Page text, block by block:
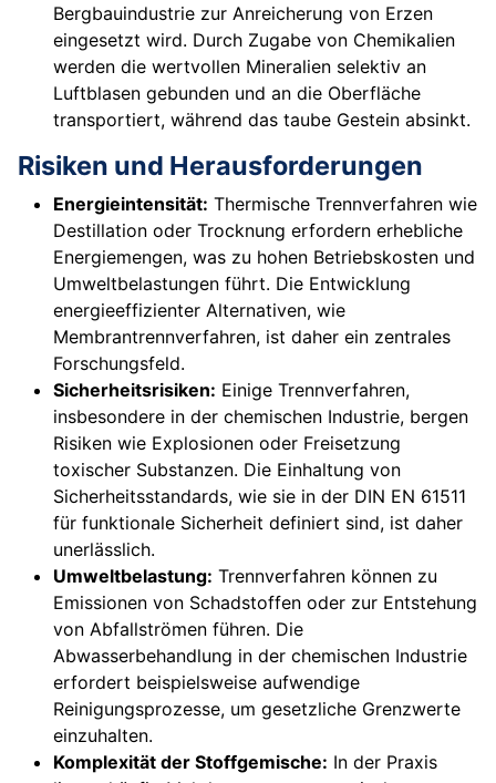
Bergbauindustrie zur Anreicherung von Erzen
eingesetzt wird. Durch Zugabe von Chemikalien
werden die wertvollen Mineralien selektiv an
Luftblasen gebunden und an die Oberfläche
transportiert, während das taube Gestein absinkt.
Risiken und Herausforderungen
Energieintensität: Thermische Trennverfahren wie
Destillation oder Trocknung erfordern erhebliche
Energiemengen, was zu hohen Betriebskosten und
Umweltbelastungen führt. Die Entwicklung
energieeffizienter Alternativen, wie
Membrantrennverfahren, ist daher ein zentrales
Forschungsfeld.
Sicherheitsrisiken: Einige Trennverfahren,
insbesondere in der chemischen Industrie, bergen
Risiken wie Explosionen oder Freisetzung
toxischer Substanzen. Die Einhaltung von
Sicherheitsstandards, wie sie in der DIN EN 61511
für funktionale Sicherheit definiert sind, ist daher
unerlässlich.
Umweltbelastung: Trennverfahren können zu
Emissionen von Schadstoffen oder zur Entstehung
von Abfallströmen führen. Die
Abwasserbehandlung in der chemischen Industrie
erfordert beispielsweise aufwendige
Reinigungsprozesse, um gesetzliche Grenzwerte
einzuhalten.
Komplexität der Stoffgemische: In der Praxis